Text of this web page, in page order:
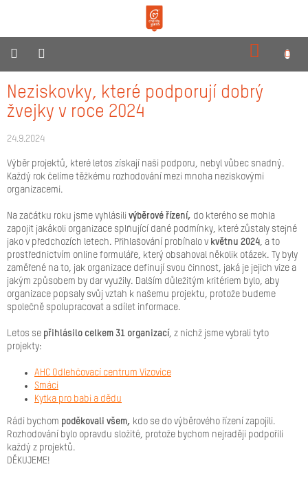
O
nás
Produkty
Reklamní
dárky
Pro
Neziskovky
Novinky
Kontakty
Přihlášení
Neziskovky, které podporují dobrý
žvejky v roce 2024
24.9.2024
Výběr projektů, které letos získají naši podporu, nebyl vůbec snadný.
Každý rok čelíme těžkému rozhodování mezi mnoha neziskovými
organizacemi.
Na začátku roku jsme vyhlásili výběrové řízení, do kterého se mohla
zapojit jakákoli organizace splňující dané podmínky, které zůstaly stejné
jako v předchozích letech. Přihlašování probíhalo v květnu 2024, a to
prostřednictvím online formuláře, který obsahoval několik otázek. Ty byly
zaměřené na to, jak organizace definují svou činnost, jaká je jejich vize a
jakým způsobem by dar využily. Dalším důležitým kritériem bylo, aby
organizace popsaly svůj vztah k našemu projektu, protože budeme
společně spolupracovat a sdílet informace.
Letos se přihlásilo celkem 31 organizací, z nichž jsme vybrali tyto
projekty:
AHC Odlehčovací centrum Vizovice
Smáci
Kytka pro babi a dědu
Rádi bychom poděkovali všem, kdo se do výběrového řízení zapojili.
Rozhodování bylo opravdu složité, protože bychom nejraději podpořili
každý z projektů.
DĚKUJEME!